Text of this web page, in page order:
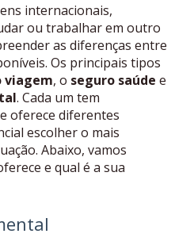
internacionais,
ou trabalhar em outro
as diferenças entre
Os principais tipos
viagem, o seguro saúde e
. Cada um tem
oferece diferentes
escolher o mais
Abaixo, vamos
e qual é a sua